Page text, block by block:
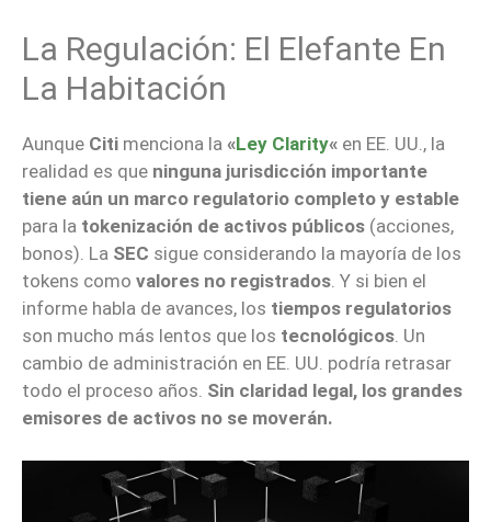
La Regulación: El Elefante En
La Habitación
Aunque Citi menciona la «Ley Clarity« en EE. UU., la
realidad es que ninguna jurisdicción importante
tiene aún un marco regulatorio completo y estable
para la tokenización de activos públicos (acciones,
bonos). La SEC sigue considerando la mayoría de los
tokens como valores no registrados. Y si bien el
informe habla de avances, los tiempos regulatorios
son mucho más lentos que los tecnológicos. Un
cambio de administración en EE. UU. podría retrasar
todo el proceso años. Sin claridad legal, los grandes
emisores de activos no se moverán.